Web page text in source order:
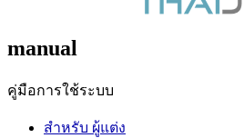
manual
คู่มือการใช้ระบบ
สำหรับ ผู้แต่ง